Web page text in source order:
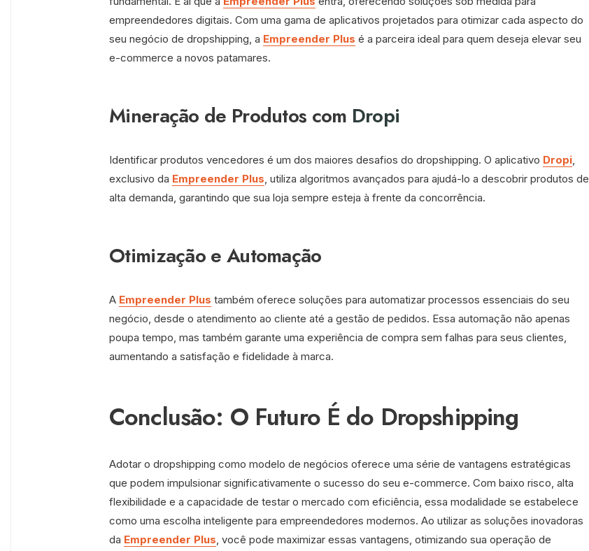
empreendedores digitais. Com uma gama de aplicativos projetados para otimizar cada aspecto do
seu negócio de dropshipping, a Empreender Plus é a parceira ideal para quem deseja elevar seu
e-commerce a novos patamares.
Mineração de Produtos com Dropi
Identificar produtos vencedores é um dos maiores desafios do dropshipping. O aplicativo Dropi,
exclusivo da Empreender Plus, utiliza algoritmos avançados para ajudá-lo a descobrir produtos de
alta demanda, garantindo que sua loja sempre esteja à frente da concorrência.
Otimização e Automação
A Empreender Plus também oferece soluções para automatizar processos essenciais do seu
negócio, desde o atendimento ao cliente até a gestão de pedidos. Essa automação não apenas
poupa tempo, mas também garante uma experiência de compra sem falhas para seus clientes,
aumentando a satisfação e fidelidade à marca.
Conclusão: O Futuro É do Dropshipping
Adotar o dropshipping como modelo de negócios oferece uma série de vantagens estratégicas
que podem impulsionar significativamente o sucesso do seu e-commerce. Com baixo risco, alta
flexibilidade e a capacidade de testar o mercado com eficiência, essa modalidade se estabelece
como uma escolha inteligente para empreendedores modernos. Ao utilizar as soluções inovadoras
da Empreender Plus, você pode maximizar essas vantagens, otimizando sua operação de